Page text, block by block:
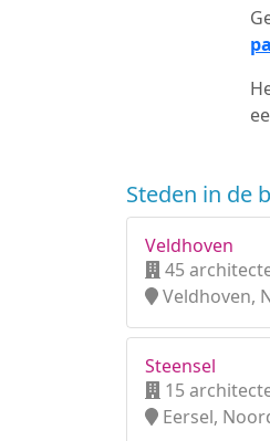
Steden in de
Veldhoven
45
Veldhoven,
Steensel
15
Eersel,